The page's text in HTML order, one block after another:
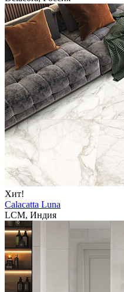
Хит!
Calacatta Luna
LCM, Индия